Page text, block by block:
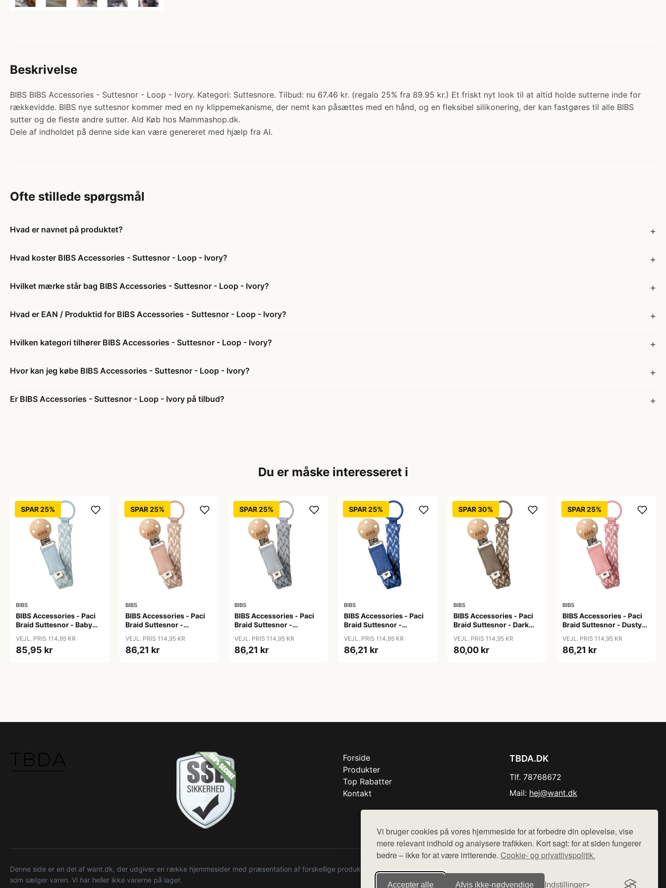
Vi bruger cookies på vores hjemmeside for at forbedre din oplevelse, vise
mere relevant indhold og analysere trafikken. Kort sagt: for at siden fungerer
bedre – ikke for at være irriterende. Cookie- og privatlivspolitik.
Accepter alle Afvis ikke‑nødvendige Indstillinger
Beskrivelse
BIBS BIBS Accessories - Suttesnor - Loop - Ivory. Kategori: Suttesnore. Tilbud: nu 67.46 kr. (regalo 25% fra 89.95 kr.) Et friskt nyt look til at altid holde sutterne inde for
rækkevidde. BIBS nye suttesnor kommer med en ny klippemekanisme, der nemt kan påsættes med en hånd, og en fleksibel silikonering, der kan fastgøres til alle BIBS
sutter og de fleste andre sutter. Ald Køb hos Mammashop.dk.
Dele af indholdet på denne side kan være genereret med hjælp fra AI.
Ofte stillede spørgsmål
Hvad er navnet på produktet?
Hvad koster BIBS Accessories - Suttesnor - Loop - Ivory?
Hvilket mærke står bag BIBS Accessories - Suttesnor - Loop - Ivory?
Hvad er EAN / Produktid for BIBS Accessories - Suttesnor - Loop - Ivory?
Hvilken kategori tilhører BIBS Accessories - Suttesnor - Loop - Ivory?
Hvor kan jeg købe BIBS Accessories - Suttesnor - Loop - Ivory?
Er BIBS Accessories - Suttesnor - Loop - Ivory på tilbud?
Du er måske interesseret i
SPAR 25%
BIBS
BIBS Accessories - Paci
Braid Suttesnor - Baby
VEJL. PRIS 114,95 KR
85,95 kr
SPAR 25%
BIBS
BIBS Accessories - Paci
Braid Suttesnor -
VEJL. PRIS 114,95 KR
86,21 kr
SPAR 25%
BIBS
BIBS Accessories - Paci
Braid Suttesnor -
VEJL. PRIS 114,95 KR
86,21 kr
SPAR 25%
BIBS
BIBS Accessories - Paci
Braid Suttesnor -
VEJL. PRIS 114,95 KR
86,21 kr
SPAR 30%
BIBS
BIBS Accessories - Paci
Braid Suttesnor - Dark
VEJL. PRIS 114,95 KR
80,00 kr
SPAR 25%
BIBS
BIBS Accessories - Paci
Braid Suttesnor - Dusty
VEJL. PRIS 114,95 KR
86,21 kr
Forside
Produkter
Top Rabatter
Kontakt
TBDA.DK
Tlf. 78768672
Mail: hej@want.dk
Denne side er en del af want.dk, der udgiver en række hjemmesider med præsentation af forskellige produkter fra diverse webshops. Der sælges ikke varer fra denne side - vi henviser til de shops,
som sælger varen. Vi har heller ikke varerne på lager.